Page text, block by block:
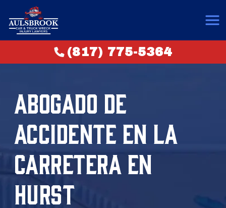
(817) 775-5364
ABOGADO DE
ACCIDENTE EN LA
CARRETERA EN
HURST